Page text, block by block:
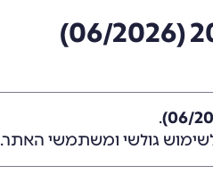
.
גולשי ומשתמשי האתר.